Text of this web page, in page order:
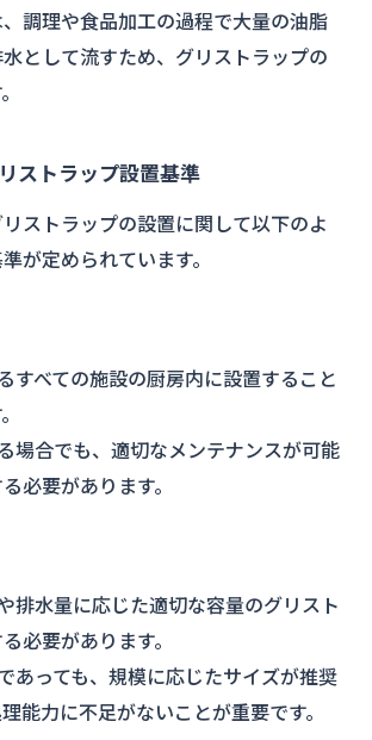
調理や食品加工の過程で大量の油脂
として流すため、グリストラップの
ストラップ設置基準
ストラップの設置に関して以下のよ
が定められています。
すべての施設の厨房内に設置すること
場合でも、適切なメンテナンスが可能
必要があります。
排水量に応じた適切な容量のグリスト
必要があります。
あっても、規模に応じたサイズが推奨
能力に不足がないことが重要です。